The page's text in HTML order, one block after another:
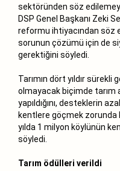
sektöründen söz
DSP Genel Başkanı Zeki
reformu ihtiyacından söz
sorunun çözümü için de
gerektiğini söyledi.
Tarımın dört yıldır
olmayacak biçimde tarım
yapıldığını, desteklerin
kentlere göçmek zorunda
yılda 1 milyon köylünün
söyledi.
Tarım ödülleri verildi